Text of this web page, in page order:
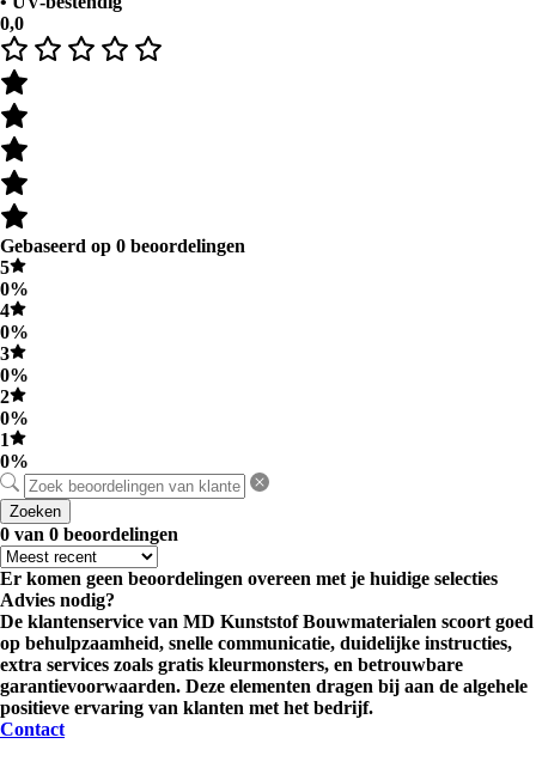
0,0
Gebaseerd op 0 beoordelingen
5
0%
4
0%
3
0%
2
0%
1
0%
Zoeken
0 van 0 beoordelingen
Er komen geen beoordelingen overeen met je huidige selecties
Advies nodig?
De klantenservice van MD Kunststof Bouwmaterialen scoort goed
op behulpzaamheid, snelle communicatie, duidelijke instructies,
extra services zoals gratis kleurmonsters, en betrouwbare
garantievoorwaarden. Deze elementen dragen bij aan de algehele
positieve ervaring van klanten met het bedrijf.
Contact